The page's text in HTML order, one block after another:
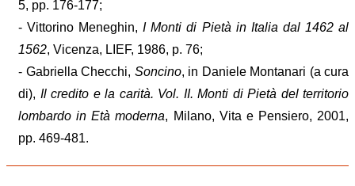
5, pp. 176-177;
- Vittorino Meneghin,I Monti di Pietà in Italia dal 1462 al
1562, Vicenza, LIEF, 1986, p. 76;
- Gabriella Checchi, Soncino, in Daniele Montanari (a cura
di), Il credito e la carità. Vol. II. Monti di Pietà del territorio
lombardo in Età moderna, Milano, Vita e Pensiero, 2001,
pp. 469-481.